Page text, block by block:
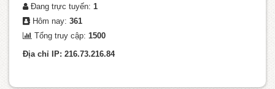
Đang trực tuyến: 1
Hôm nay: 361
Tổng truy cập: 1500
Địa chỉ IP: 216.73.216.84